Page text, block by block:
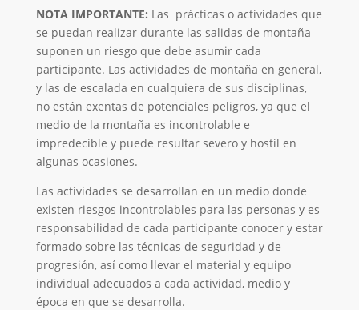
NOTA IMPORTANTE: Las prácticas o actividades que
se puedan realizar durante las salidas de montaña
suponen un riesgo que debe asumir cada
participante. Las actividades de montaña en general,
y las de escalada en cualquiera de sus disciplinas,
no están exentas de potenciales peligros, ya que el
medio de la montaña es incontrolable e
impredecible y puede resultar severo y hostil en
algunas ocasiones.
Las actividades se desarrollan en un medio donde
existen riesgos incontrolables para las personas y es
responsabilidad de cada participante conocer y estar
formado sobre las técnicas de seguridad y de
progresión, así como llevar el material y equipo
individual adecuados a cada actividad, medio y
época en que se desarrolla.